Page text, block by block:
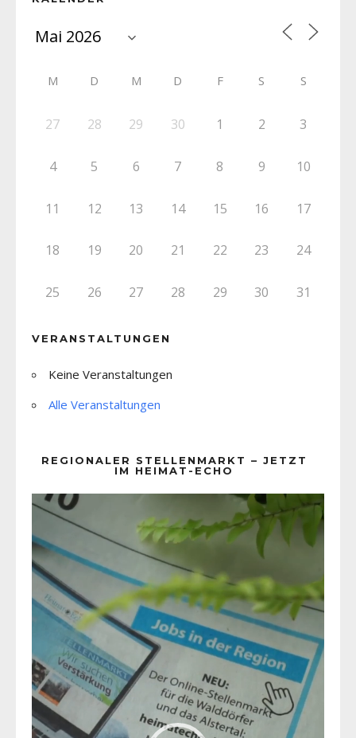
M D M D F S S
27 28 29 30 1 2 3
4 5 6 7 8 9 10
11 12 13 14 15 16 17
18 19 20 21 22 23 24
25 26 27 28 29 30 31
VERANSTALTUNGEN
Keine Veranstaltungen
Alle Veranstaltungen
REGIONALER STELLENMARKT – JETZT
IM HEIMAT-ECHO
Player